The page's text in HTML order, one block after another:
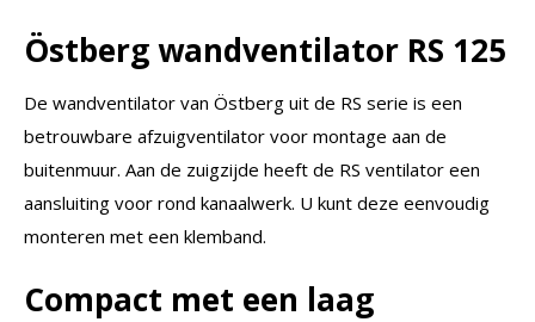
Östberg wandventilator RS 125
De wandventilator van Östberg uit de RS serie is een
betrouwbare afzuigventilator voor montage aan de
buitenmuur. Aan de zuigzijde heeft de RS ventilator een
aansluiting voor rond kanaalwerk. U kunt deze eenvoudig
monteren met een klemband.
Compact met een laag